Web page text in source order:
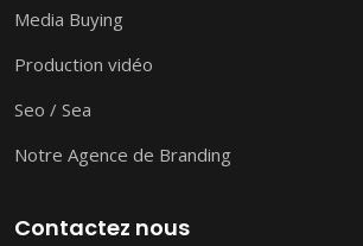
Media Buying
Production vidéo
Seo / Sea
Notre Agence de Branding
Contactez nous